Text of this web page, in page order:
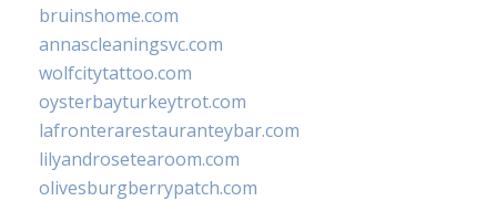
bruinshome.com
annascleaningsvc.com
wolfcitytattoo.com
oysterbayturkeytrot.com
lafronterarestauranteybar.com
lilyandrosetearoom.com
olivesburgberrypatch.com